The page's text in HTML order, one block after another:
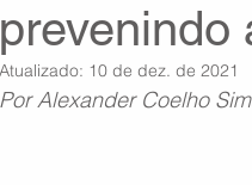
Safety Window
prevenindo
Atualizado: 10 de dez. de 2021
Por Alexander Coelho